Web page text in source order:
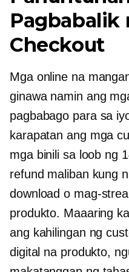
Pagbabalik
Checkout
Mga online na
ginawa namin ang
pagbabago para sa
karapatan ang mga
mga binili sa loob ng
refund maliban kung
download o mag-
produkto. Maaaring
ang kahilingan ng
digital na produkto,